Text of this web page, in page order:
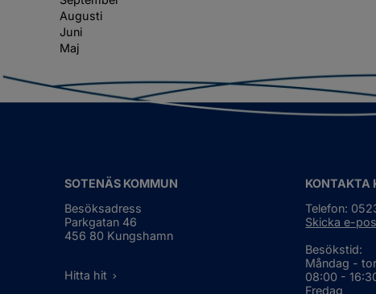
Augusti
Juni
Maj
SOTENÄS KOMMUN
Besöksadress
Parkgatan 46
456 80 Kungshamn
Hitta hit
KONTAKTA
Telefon:
Skicka e-
Besökstid:
Måndag -
08:00 -
Fredag